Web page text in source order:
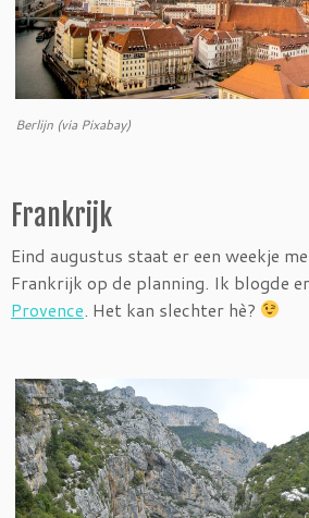
Berlijn (via Pixabay)
Frankrijk
Eind augustus staat er een weekje
Frankrijk op de planning. Ik blogde
Provence . Het kan slechter hè?